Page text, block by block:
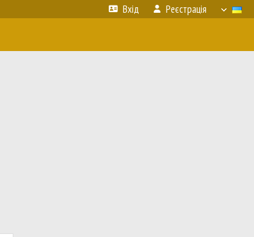
Вхід Реєстрація